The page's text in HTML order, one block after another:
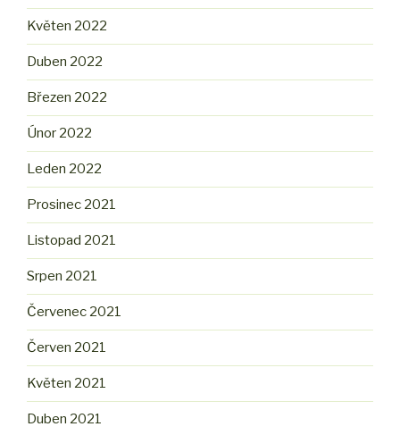
Květen 2022
Duben 2022
Březen 2022
Únor 2022
Leden 2022
Prosinec 2021
Listopad 2021
Srpen 2021
Červenec 2021
Červen 2021
Květen 2021
Duben 2021